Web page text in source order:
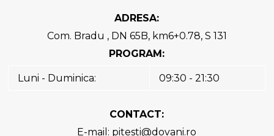
ADRESA:
Com. Bradu , DN 65B, km6+0.78, S 131
PROGRAM:
Luni - Duminica: 09:30 - 21:30
CONTACT:
E-mail: pitesti@dovani.ro